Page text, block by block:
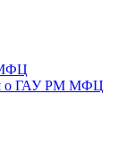
МФЦ
о ГАУ РМ МФЦ